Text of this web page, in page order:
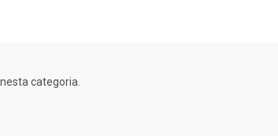
categoria.